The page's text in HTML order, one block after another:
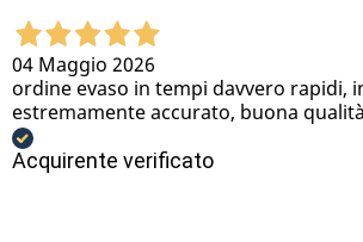
04 Maggio 2026
ordine evaso in tempi davvero rapidi,
estremamente accurato, buona
Acquirente verificato